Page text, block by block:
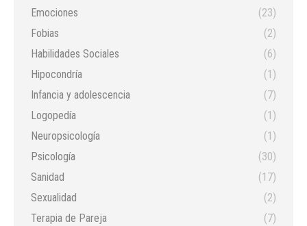
Emociones
(23)
Fobias
(2)
Habilidades Sociales
(6)
Hipocondría
(1)
Infancia y adolescencia
(7)
Logopedía
(1)
Neuropsicología
(1)
Psicología
(30)
Sanidad
(17)
Sexualidad
(2)
Terapia de Pareja
(7)